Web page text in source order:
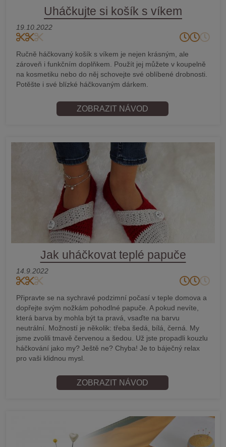
Uháčkujte si košík s víkem
19.10.2022
Ručně háčkovaný košík s víkem je nejen krásným, ale
zároveň i funkčním doplňkem. Použít jej můžete v koupelně
na kosmetiku nebo do něj schovejte své oblíbené drobnosti.
Potěšte i své blízké háčkovaným dárkem.
ZOBRAZIT NÁVOD
Jak uháčkovat teplé papuče
14.9.2022
Připravte se na sychravé podzimní počasí v teple domova a
dopřejte svým nožkám pohodlné papuče. A pokud nevíte,
která barva by mohla být ta pravá, vsaďte na barvu
neutrální. Možností je několik: třeba šedá, bílá, černá. My
jsme zvolili tmavě červenou a šedou. Už jste propadli kouzlu
háčkování jako my? Ještě ne? Chyba! Je to báječný relax
pro vaši klidnou mysl.
ZOBRAZIT NÁVOD